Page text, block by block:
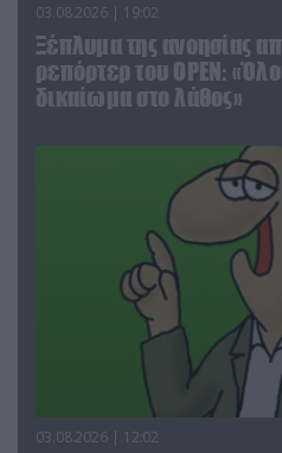
03.08.2026 | 19:02
Ξέπλυμα της ανοησίας
ρεπόρτερ του ΟΡΕΝ:
δικαίωμα στο λάθος»
03.08.2026 | 12:02